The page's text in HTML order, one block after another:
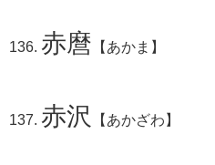
赤麿 【あかま】
赤沢 【あかざわ】